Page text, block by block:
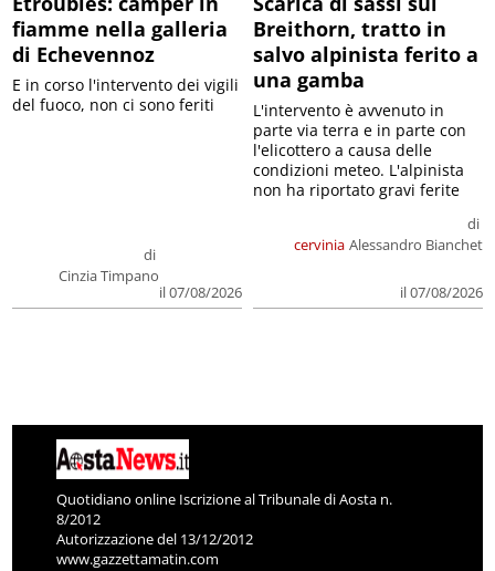
fiamme nella galleria
di Echevennoz
di
Cinzia Timpano
il 07/08/2026
E in corso l'intervento dei vigili
del fuoco, non ci sono feriti
Breithorn, tratto in
salvo alpinista ferito a
una gamba
cervinia
di
Alessandro Bianchet
il 07/08/2026
L'intervento è avvenuto in
parte via terra e in parte con
l'elicottero a causa delle
condizioni meteo. L'alpinista
non ha riportato gravi ferite
Quotidiano online Iscrizione al Tribunale di Aosta n.
8/2012
Autorizzazione del 13/12/2012
www.gazzettamatin.com